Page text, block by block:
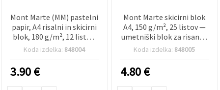
Mont Marte (MM) pastelni
papir, A4 risalni in skicirni
blok, 180 g/m², 12 listov,
4 mešane barve, za mehke
Koda izdelka: 848004
3.90€
Mont Marte skicirni blok
A4, 150 g/m², 25 listov —
umetniški blok za risanje,
210 x 297 mm
Koda izdelka: 848005
4.80€